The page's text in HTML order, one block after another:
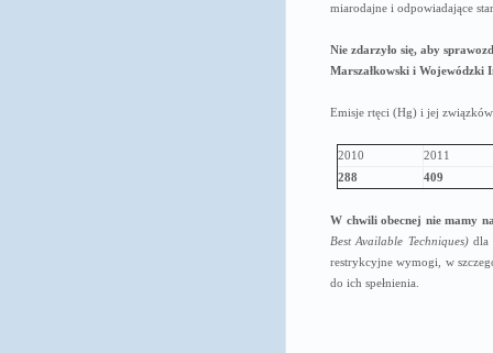
miarodajne i odpowiadające
Nie zdarzyło się, aby
Marszałkowski i Wojewódzki
Emisje rtęci (Hg) i jej
2010
2011
288
409
W chwili obecnej nie mamy
Best Available Techniques)dla
restrykcyjne wymogi, w
do ich spełnienia.